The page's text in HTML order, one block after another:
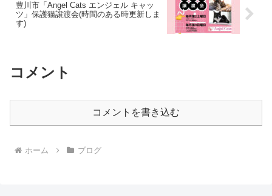
豊川市「Angel Cats エンジェル キャッ
ツ」保護猫譲渡会(時間のある時更新しま
す)
コメント
コメントを書き込む
ホーム ブログ